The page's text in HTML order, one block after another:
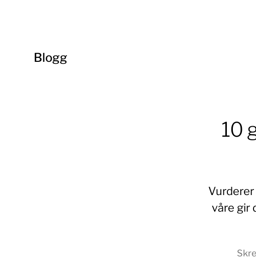
Blogg
10
våre gir